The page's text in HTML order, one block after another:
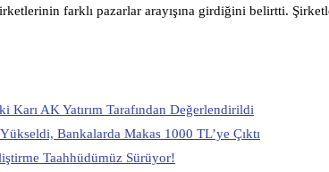
farklı pazarlar arayışına girdiğini belirtti.
AK Yatırım Tarafından Değerlendirildi
Bankalarda Makas 1000 TL’ye Çıktı
Taahhüdümüz Sürüyor!